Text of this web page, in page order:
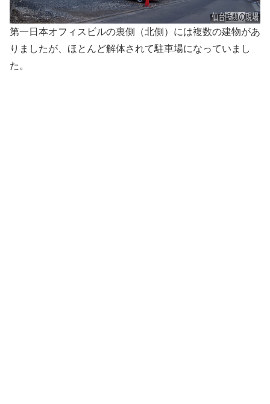
第一日本オフィスビルの裏側（北側）には複数の建物があ
りましたが、ほとんど解体されて駐車場になっていまし
た。